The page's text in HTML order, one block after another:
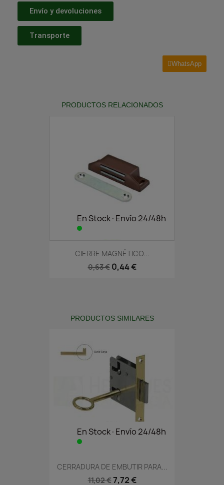
Envío y devoluciones
Transporte
WhatsApp
PRODUCTOS RELACIONADOS
En Stock·Envío 24/48h
CIERRE MAGNÉTICO...
0,63 € 0,44 €
PRODUCTOS SIMILARES
En Stock·Envío 24/48h
CERRADURA DE EMBUTIR PARA...
11,02 €7,72 €